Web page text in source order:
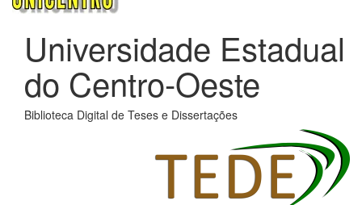
Universidade Estadual
do Centro-Oeste
Biblioteca Digital de Teses e Dissertações